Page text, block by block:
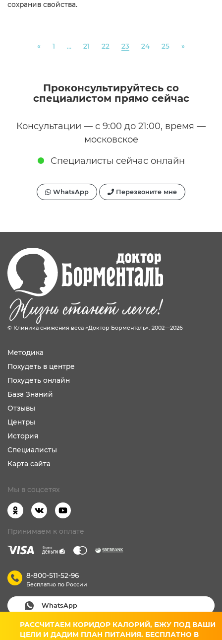
сохранив свойства.
«Previous
1 ... 21 22 23 24 25 »
Проконсультируйтесь со
специалистом прямо сейчас
Консультации — с 9:00 до 21:00, время —
московское
Специалисты сейчас онлайн
WhatsApp Перезвоните мне
© Клиника снижения веса «Доктор Борменталь». 2002—2026
Методика
Похудеть в центре
Похудеть онлайн
База Знаний
Отзывы
Центры
История
Специалисты
Карта сайта
Мы в соцсетях
Принимаем к оплате
8-800-511-52-96
Бесплатно по России
WhatsApp
Вход для клиентов
РАССЧИТАЕМ КОРИДОР КАЛОРИЙ, БЖУ ПОД ВАШИ
ЦЕЛИ И ДАДИМ ПЛАН ПИТАНИЯ. БЕСПЛАТНО В